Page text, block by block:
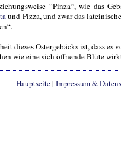
“Pinza“, wie das
und Pizza, und zwar das
dieses Ostergebäcks ist, dass
wie eine sich öffnende Blüte
Hauptseite| Impressum &